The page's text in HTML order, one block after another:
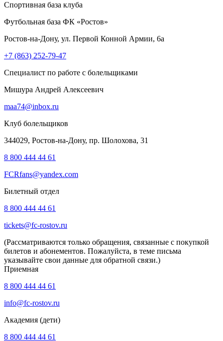
Спортивная база клуба
Футбольная база ФК «Ростов»
Ростов-на-Дону, ул. Первой Конной Армии, 6а
+7 (863) 252-79-47
Специалист по работе с болельщиками
Мишура Андрей Алексеевич
maa74@inbox.ru
Клуб болельщиков
344029, Ростов-на-Дону, пр. Шолохова, 31
8 800 444 44 61
FCRfans@yandex.com
Билетный отдел
8 800 444 44 61
tickets@fc-rostov.ru
(Рассматриваются только обращения, связанные с покупкой
билетов и абонементов. Пожалуйста, в теме письма
указывайте свои данные для обратной связи.)
Приемная
8 800 444 44 61
info@fc-rostov.ru
Академия (дети)
8 800 444 44 61